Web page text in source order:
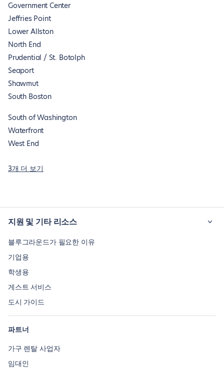
Government Center
Jeffries Point
Lower Allston
North End
Prudential / St. Botolph
Seaport
Shawmut
South Boston
South of Washington
Waterfront
West End
3개 더 보기
지원 및 기타 리소스
블루그라운드가 필요한 이유
기업용
학생용
게스트 서비스
도시 가이드
파트너
가구 렌탈 사업자
임대인